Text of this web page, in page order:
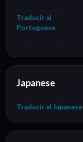
Traducir al
Portuguese
Japanese
Traducir al Japanese